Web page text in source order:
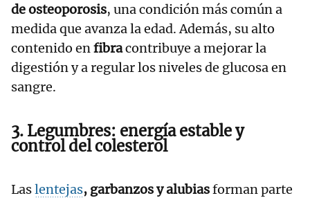
de osteoporosis, una condición más común a
medida que avanza la edad. Además, su alto
contenido enfibracontribuye a mejorar la
digestión y a regular los niveles de glucosa en
sangre.
3. Legumbres: energía estable y
control del colesterol
Laslentejas, garbanzos y alubiasforman parte